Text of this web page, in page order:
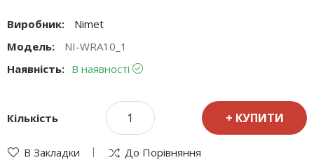
Виробник:
Nimet
Модель:
NI-WRA10_1
Наявність: В наявності
Кількість КУПИТИ
В Закладки До Порівняння